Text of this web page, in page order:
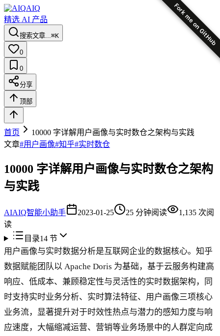
Fork me on GitHub
AIQ
精选 AI 产品
搜索文章...⌘K
0
0
分享
顶部
首页
10000 字详解用户画像与实时数仓之架构与实践
文章#用户画像#知乎#实时数仓
10000 字详解用户画像与实时数仓之架构
与实践
AIAIQ智能小助手 2023-01-25 25 分钟阅读 1,135 次阅
读
目录14节
用户画像与实时数据分析是互联网企业的数据核心。知乎
数据赋能团队以 Apache Doris 为基础，基于云服务构建高
响应、低成本、兼顾稳定性与灵活性的实时数据架构，同
时支持实时业务分析、实时算法特征、用户画像三项核心
业务流，显著提升对于时效性热点与潜力的感知力度与响
应速度，大幅缩减运营、营销等业务场景中的人群定向成